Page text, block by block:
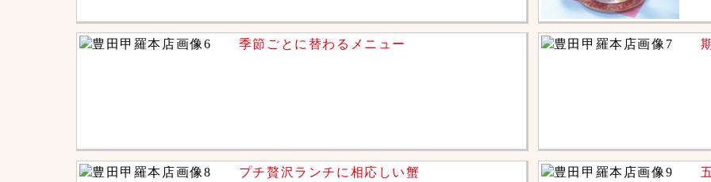
季節ごとに替わるメニュー
プチ贅沢ランチに相応しい蟹